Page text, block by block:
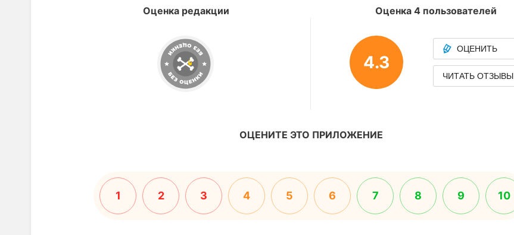
Оценка редакции Оценка 4 пользователей
4.3
ОЦЕНИТЬ
ЧИТАТЬ ОТЗЫВЫ
ОЦЕНИТЕ ЭТО ПРИЛОЖЕНИЕ
1 2 3 4 5 6 7 8 9 10